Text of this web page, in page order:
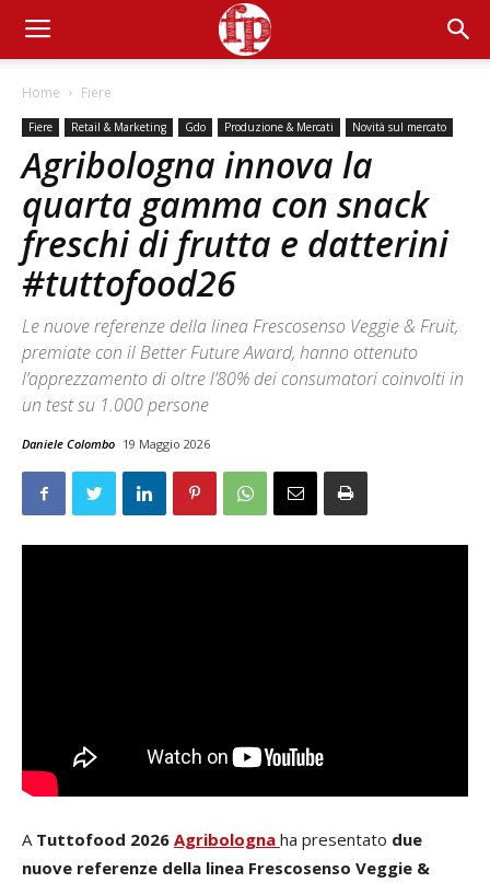
Home Fiere
Fiere Retail & Marketing Gdo Produzione & Mercati Novità sul mercato
Agribologna innova la
quarta gamma con snack
freschi di frutta e datterini
#tuttofood26
Le nuove referenze della linea Frescosenso Veggie & Fruit,
premiate con il Better Future Award, hanno ottenuto
l’apprezzamento di oltre l’80% dei consumatori coinvolti in
un test su 1.000 persone
Daniele Colombo 19 Maggio 2026
A Tuttofood 2026 Agribologna ha presentato due
nuove referenze della linea Frescosenso Veggie &